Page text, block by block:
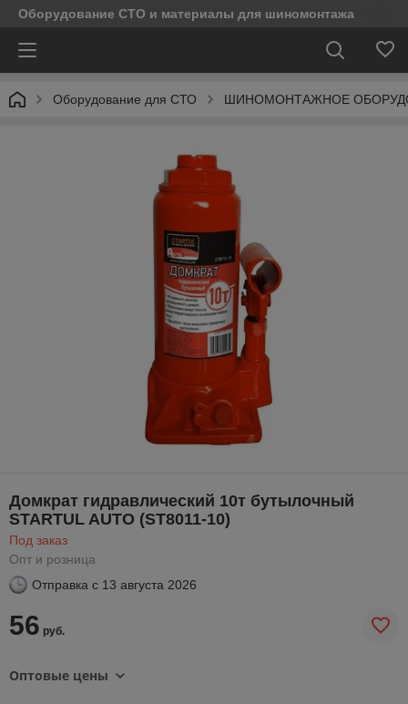
Оборудование СТО и материалы для шиномонтажа
Оборудование для СТО ШИНОМОНТАЖНОЕ
Домкрат гидравлический 10т бутылочный
STARTUL AUTO (ST8011-10)
Под заказ
Опт и розница
Отправка с 13 августа 2026
56 руб.
Оптовые цены